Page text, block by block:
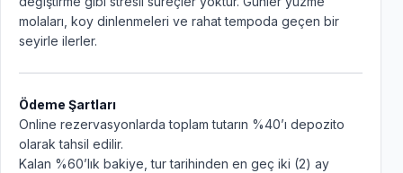
molaları, koy dinlenmeleri ve rahat tempoda geçen bir
seyirle ilerler.
Ödeme Şartları
Online rezervasyonlarda toplam tutarın %40’ı depozito
olarak tahsil edilir.
Kalan %60’lık bakiye, tur tarihinden en geç iki (2) ay